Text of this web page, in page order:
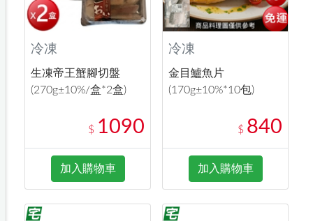
冷凍
生凍帝王蟹腳切盤
(270g±10%/盒*2盒)
$ 1090
加入購物車
冷凍
金目鱸魚片
(170g±10%*10包)
$ 840
加入購物車